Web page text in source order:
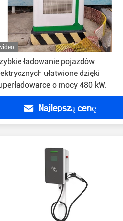
ładowanie pojazdów
ułatwione dzięki
o mocy 480 kW.
Najlepszą cenę